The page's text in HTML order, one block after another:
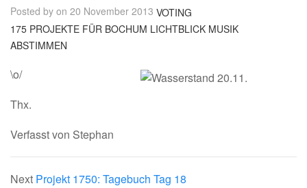
Posted by on 20 November 2013 VOTING
175 PROJEKTE FÜR BOCHUM LICHTBLICK MUSIK
ABSTIMMEN
\o/
Thx.
Verfasst von Stephan
Next Projekt 1750: Tagebuch Tag 18